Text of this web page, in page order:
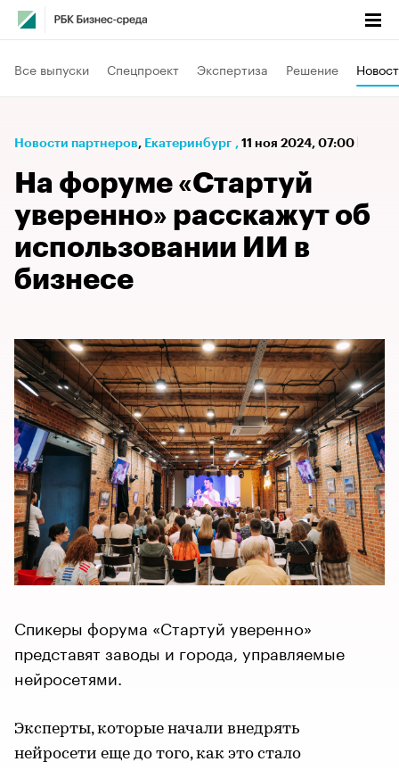
Все выпуски Спецпроект Экспертиза Решение
Новости партнеров⁠, Екатеринбург , 11 ноя 2024, 07:00
На форуме «Стартуй
уверенно» расскажут об
использовании ИИ в
бизнесе
Спикеры форума «Стартуй уверенно»
представят заводы и города, управляемые
нейросетями.
Эксперты, которые начали внедрять
нейросети еще до того, как это стало